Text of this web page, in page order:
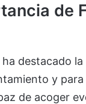
de
destacado
y
de acoger